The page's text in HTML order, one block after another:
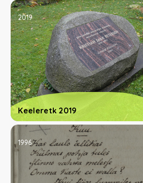
Keeleretk 2019
2019
1996